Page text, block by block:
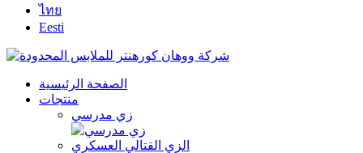
ไทย
Eesti
الصفحة الرئيسية
منتجات
زي مدرسي
الزي القتالي العسكري